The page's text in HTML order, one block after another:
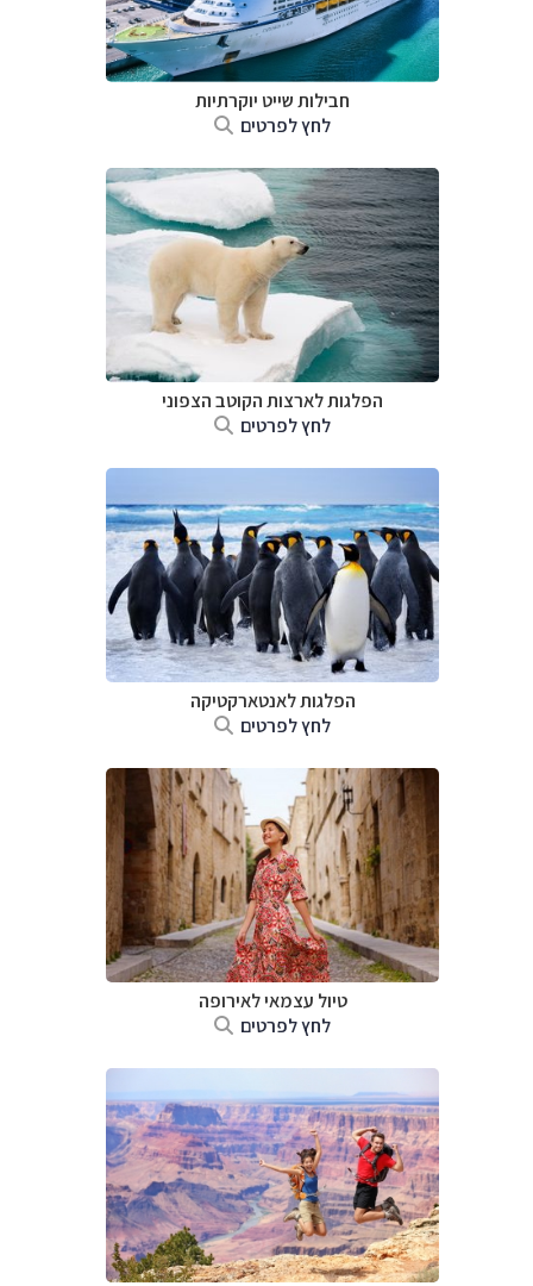
חבילות שייט יוקרתיות
לחץ לפרטים
הפלגות לארצות הקוטב הצפוני
לחץ לפרטים
הפלגות לאנטארקטיקה
לחץ לפרטים
טיול עצמאי לאירופה
לחץ לפרטים